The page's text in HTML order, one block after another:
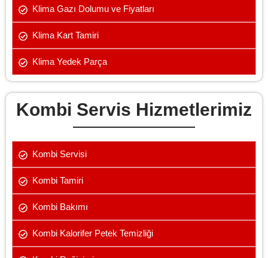
Klima Gazı Dolumu ve Fiyatları
Klima Kart Tamiri
Klima Yedek Parça
Kombi Servis Hizmetlerimiz
Kombi Servisi
Kombi Tamiri
Kombi Bakımı
Kombi Kalorifer Petek Temizliği